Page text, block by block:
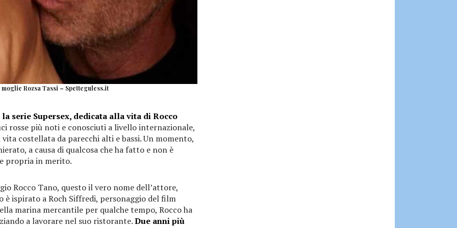
Rozsa Tassi – Spetteguless.it
serie Supersex, dedicata alla vita di Rocco
rosse più noti e conosciuti a livello internazionale,
costellata da parecchi alti e bassi. Un momento,
a causa di qualcosa che ha fatto e non è
propria in merito.
Rocco Tano, questo il vero nome dell’attore,
è ispirato a Roch Siffredi, personaggio del film
marina mercantile per qualche tempo, Rocco ha
a lavorare nel suo ristorante.Due anni più